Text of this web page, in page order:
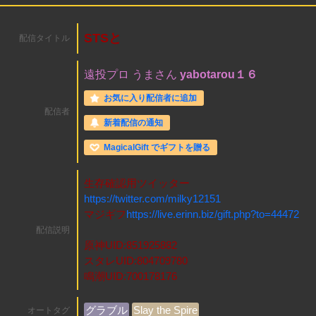
配信タイトル STSと
配信者
遠投プロ うまさん yabotarou１６
お気に入り配信者に追加
新着配信の通知
MagicalGift でギフトを贈る
配信説明
生存確認用ツイッター
https://twitter.com/milky12151
マジギフhttps://live.erinn.biz/gift.php?to=44472
原神UID:851925882
スタレUID:804709780
鳴潮UID:700178176
オートタグ グラブル Slay the Spire